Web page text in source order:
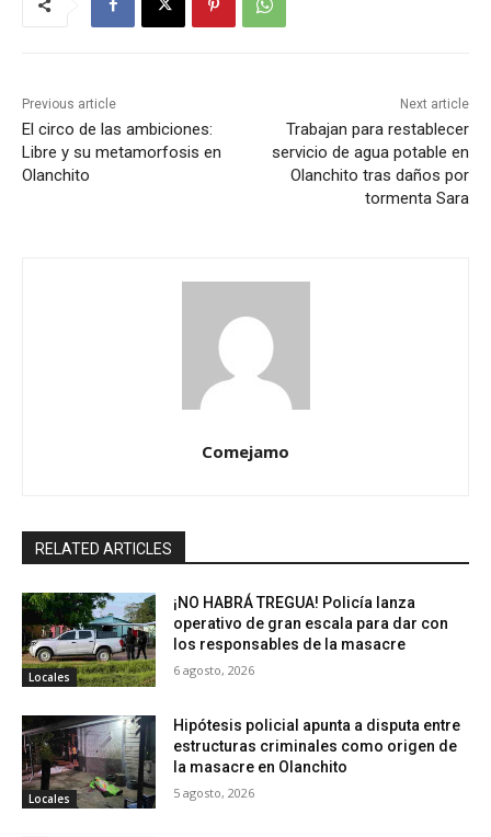
Previous article
El circo de las ambiciones:
Libre y su metamorfosis en
Olanchito
Next article
Trabajan para restablecer
servicio de agua potable en
Olanchito tras daños por
tormenta Sara
Comejamo
RELATED ARTICLES
Locales
¡NO HABRÁ TREGUA! Policía lanza
operativo de gran escala para dar con
los responsables de la masacre
6 agosto, 2026
Locales
Hipótesis policial apunta a disputa entre
estructuras criminales como origen de
la masacre en Olanchito
5 agosto, 2026